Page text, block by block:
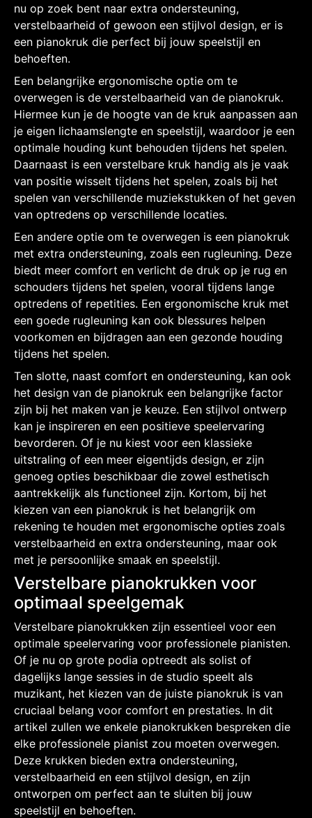
nu op zoek bent naar extra ondersteuning,
verstelbaarheid of gewoon een stijlvol design, er is
een pianokruk die perfect bij jouw speelstijl en
behoeften.
Een belangrijke ergonomische optie om te
overwegen is de verstelbaarheid van de pianokruk.
Hiermee kun je de hoogte van de kruk aanpassen aan
je eigen lichaamslengte en speelstijl, waardoor je een
optimale houding kunt behouden tijdens het spelen.
Daarnaast is een verstelbare kruk handig als je vaak
van positie wisselt tijdens het spelen, zoals bij het
spelen van verschillende muziekstukken of het geven
van optredens op verschillende locaties.
Een andere optie om te overwegen is een pianokruk
met extra ondersteuning, zoals een rugleuning. Deze
biedt meer comfort en verlicht de druk op je rug en
schouders tijdens het spelen, vooral tijdens lange
optredens of repetities. Een ergonomische kruk met
een goede rugleuning kan ook blessures helpen
voorkomen en bijdragen aan een gezonde houding
tijdens het spelen.
Ten slotte, naast comfort en ondersteuning, kan ook
het design van de pianokruk een belangrijke factor
zijn bij het maken van je keuze. Een stijlvol ontwerp
kan je inspireren en een positieve speelervaring
bevorderen. Of je nu kiest voor een klassieke
uitstraling of een meer eigentijds design, er zijn
genoeg opties beschikbaar die zowel esthetisch
aantrekkelijk als functioneel zijn. Kortom, bij het
kiezen van een pianokruk is het belangrijk om
rekening te houden met ergonomische opties zoals
verstelbaarheid en extra ondersteuning, maar ook
met je persoonlijke smaak en speelstijl.
Verstelbare pianokrukken voor
optimaal speelgemak
Verstelbare pianokrukken zijn essentieel voor een
optimale speelervaring voor professionele pianisten.
Of je nu op grote podia optreedt als solist of
dagelijks lange sessies in de studio speelt als
muzikant, het kiezen van de juiste pianokruk is van
cruciaal belang voor comfort en prestaties. In dit
artikel zullen we enkele pianokrukken bespreken die
elke professionele pianist zou moeten overwegen.
Deze krukken bieden extra ondersteuning,
verstelbaarheid en een stijlvol design, en zijn
ontworpen om perfect aan te sluiten bij jouw
speelstijl en behoeften.